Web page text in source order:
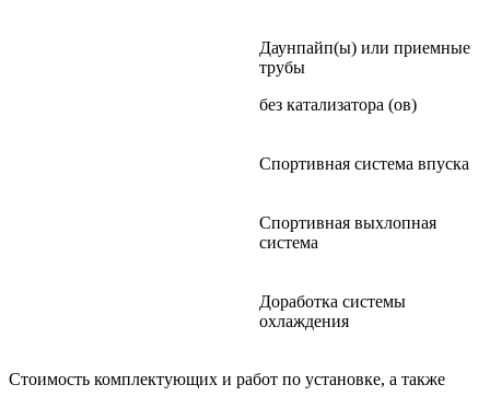
Даунпайп(ы) или приемные
трубы
без катализатора (ов)
Спортивная система впуска
Спортивная выхлопная
система
Доработка системы
охлаждения
Стоимость комплектующих и работ по установке, а также